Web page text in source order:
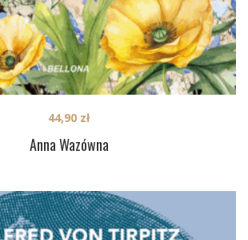
Anna Wazówna
44,90 zł